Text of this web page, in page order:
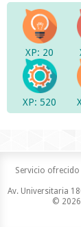
XP: 20
XP: 520
Servicio
Av. Universitaria
© 2026